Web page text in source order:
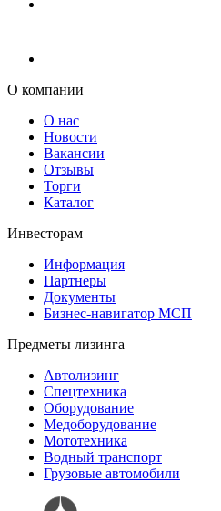
О компании
О нас
Новости
Вакансии
Отзывы
Торги
Каталог
Инвесторам
Информация
Партнеры
Документы
Бизнес-навигатор МСП
Предметы лизинга
Автолизинг
Спецтехника
Оборудование
Медоборудование
Мототехника
Водный транспорт
Грузовые автомобили